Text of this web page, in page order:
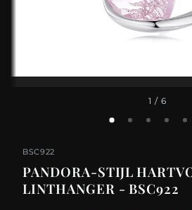
1 / 6
BSC922
PANDORA-STIJL
LINTHANGER - BSC922